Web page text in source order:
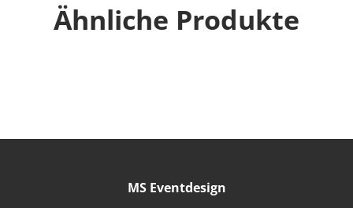
Ähnliche Produkte
MS Eventdesign